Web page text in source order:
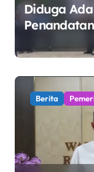
Diduga
Polemik
Bhagasasi
Berita